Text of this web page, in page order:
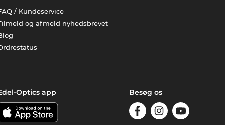
/ Kundeservice
og afmeld nyhedsbrevet
Optics app Besøg os